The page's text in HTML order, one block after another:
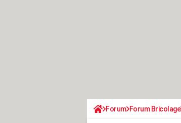
Forum Forum Bricolage